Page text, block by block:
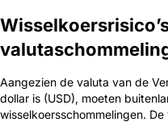
Aangezien de valuta van de
dollar is (USD), moeten
wisselkoersschommelingen.